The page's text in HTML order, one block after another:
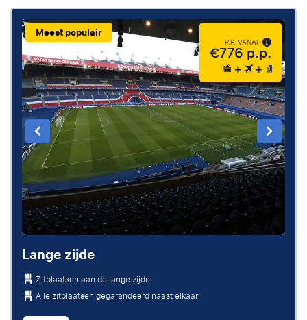
Meest populair
P.P. VANAF
€776 p.p.
Lange zijde
Zitplaatsen aan de lange zijde
Alle zitplaatsen gegarandeerd naast elkaar